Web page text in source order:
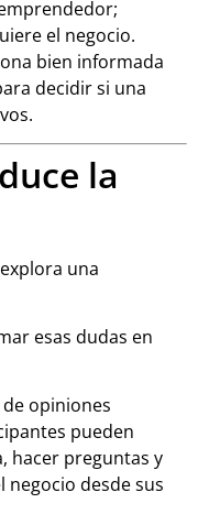
el negocio.
bien informada
decidir si una
la
una
esas dudas en
opiniones
pueden
hacer preguntas y
desde sus